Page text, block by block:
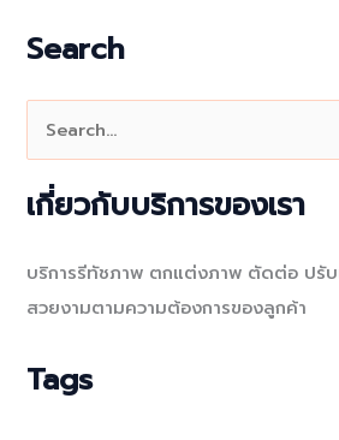
Search
r
เกี่ยวกับบริการของเรา
บริการรีทัชภาพ ตกแต่งภาพ ตัดต่อ ปรั
สวยงามตามความต้องการของลูกค้า
Tags